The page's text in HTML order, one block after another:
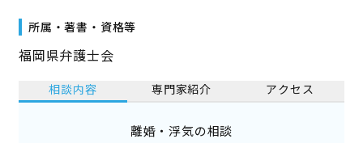
所属・著書・資格等
福岡県弁護士会
相談内容 専門家紹介 アクセス
離婚・浮気の相談